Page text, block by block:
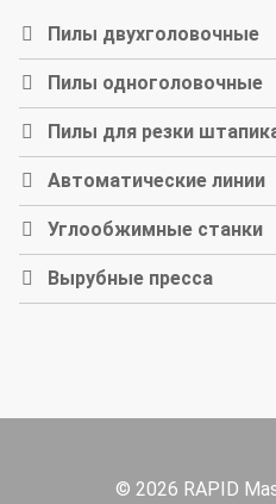
Пилы двухголовочные
Пилы одноголовочные
Пилы для резки
Автоматические линии
Углообжимные станки
Вырубные пресса
© 2026 RAPID